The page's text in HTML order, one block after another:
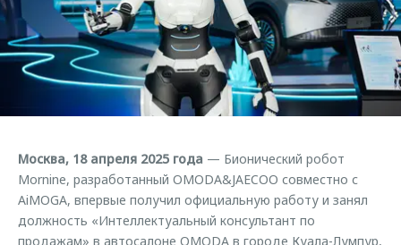
Страхование
Кредитный калькулятор
Аксессуары
Одежда и сувениры
Запчасти
Трейд-ин
Калькулятор трейд-ин
Руководства по эксплуатации
Клиентская поддержка
O&J Автоклуб
Клуб владельцев OMODA
Аксессуары
Одежда и сувениры
Оригинальные аксессуары
Обратная связь
Москва, 18 апреля 2025 года — Бионический робот
Mornine, разработанный OMODA&JAECOO совместно с
AiMOGA, впервые получил официальную работу и занял
должность «Интеллектуальный консультант по
продажам» в автосалоне OMODA в городе Куала-Лумпур,